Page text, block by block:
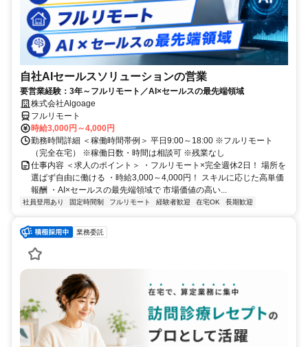
自社AIセールスソリューションの営業
要営業経験：3年～フルリモート／AI×セールスの最先端領域
株式会社Algoage
フルリモート
時給3,000円～4,000円
勤務時間詳細 ＜稼働時間帯例＞ 平日9:00～18:00 ※フルリモート
（完全在宅） ※稼働日数・時間は相談可 ※残業なし
仕事内容 ＜求人のポイント＞ ・フルリモート×完全週休2日！ 場所を
選ばず自由に働ける ・時給3,000～4,000円！ スキルに応じた高単価
報酬 ・AI×セールスの最先端領域で 市場価値の高い...
社員登用あり 固定時間制 フルリモート 経験者歓迎 在宅OK 長期歓迎
業務委託